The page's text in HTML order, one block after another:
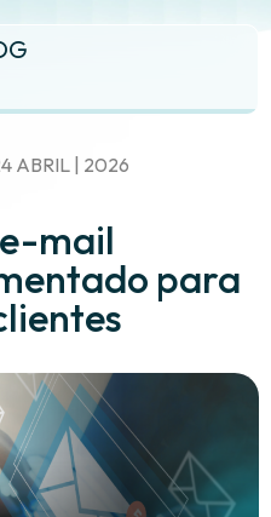
ABRIL | 2026
mail
para